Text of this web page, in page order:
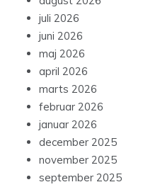
juli 2026
juni 2026
maj 2026
april 2026
marts 2026
februar 2026
januar 2026
december 2025
november 2025
september 2025